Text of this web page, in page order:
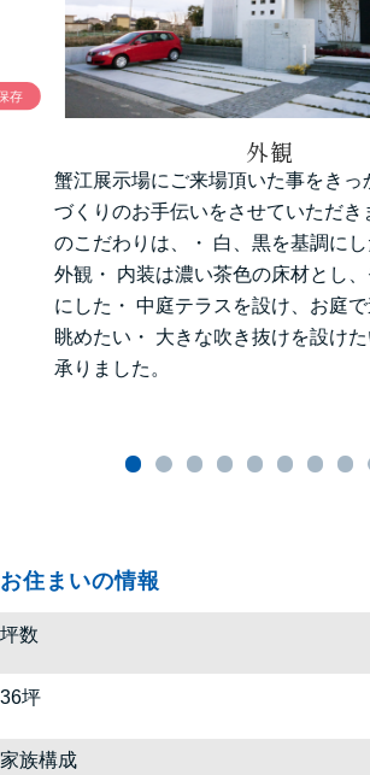
外観
蟹江展示場にご来場頂いた事をきっ
づくりのお手伝いをさせていただき
のこだわりは、・ 白、黒を基調に
外観・ 内装は濃い茶色の床材とし
にした・ 中庭テラスを設け、お庭
眺めたい・ 大きな吹き抜けを設け
承りました。
お住まいの情報
坪数
36坪
家族構成